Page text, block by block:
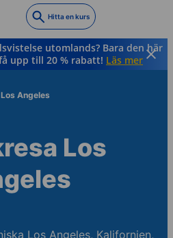
Hitta en kurs
utomlands? Bara den här
upp till 20 % rabatt! Läs mer
Los Angeles
Los
Los Angeles, Kalifornien,